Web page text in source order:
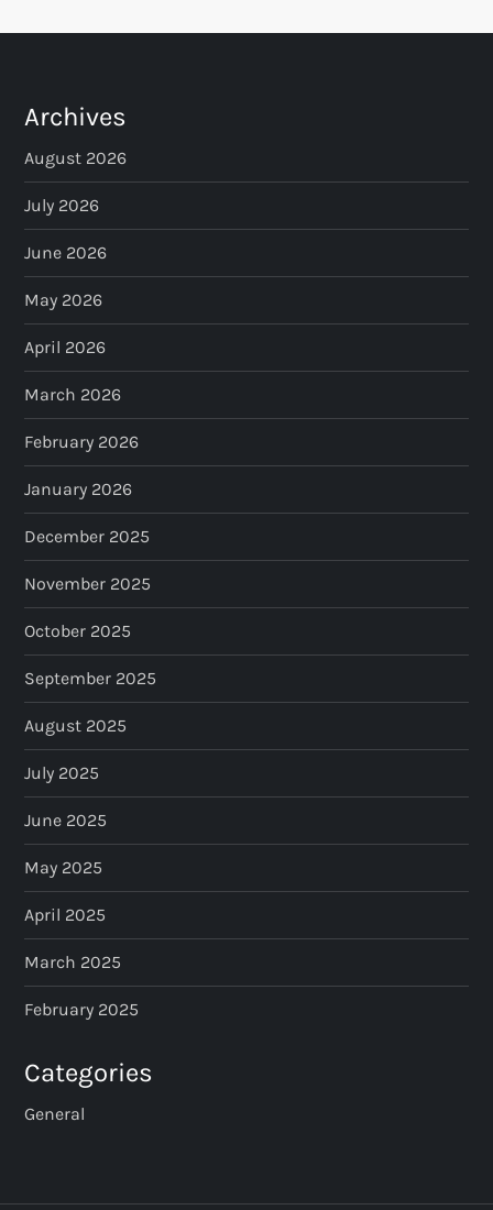
Archives
August 2026
July 2026
June 2026
May 2026
April 2026
March 2026
February 2026
January 2026
December 2025
November 2025
October 2025
September 2025
August 2025
July 2025
June 2025
May 2025
April 2025
March 2025
February 2025
Categories
General